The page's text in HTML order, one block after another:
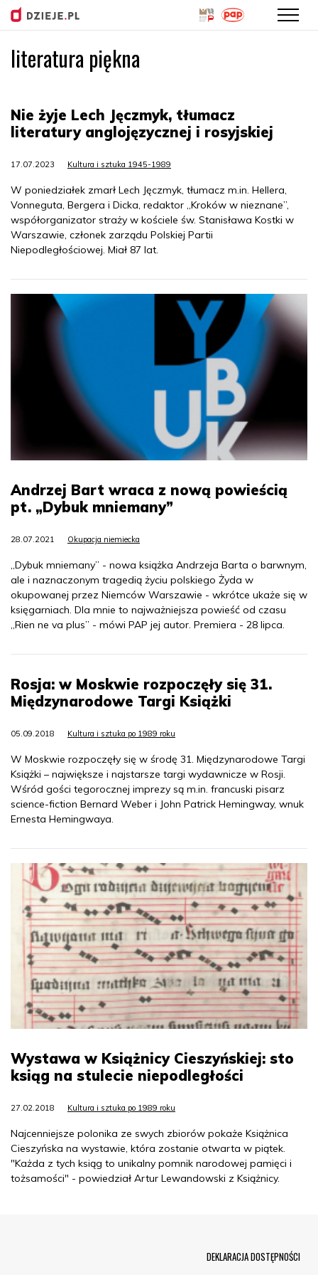
literatura piękna
Nie żyje Lech Jęczmyk, tłumacz
literatury anglojęzycznej i rosyjskiej
17.07.2023 Kultura i sztuka 1945-1989
W poniedziałek zmarł Lech Jęczmyk, tłumacz m.in. Hellera,
Vonneguta, Bergera i Dicka, redaktor „Kroków w nieznane”,
współorganizator straży w kościele św. Stanisława Kostki w
Warszawie, członek zarządu Polskiej Partii
Niepodległościowej. Miał 87 lat.
Andrzej Bart wraca z nową powieścią
pt. „Dybuk mniemany”
28.07.2021 Okupacja niemiecka
„Dybuk mniemany” - nowa książka Andrzeja Barta o barwnym,
ale i naznaczonym tragedią życiu polskiego Żyda w
okupowanej przez Niemców Warszawie - wkrótce ukaże się w
księgarniach. Dla mnie to najważniejsza powieść od czasu
„Rien ne va plus” - mówi PAP jej autor. Premiera - 28 lipca.
Rosja: w Moskwie rozpoczęły się 31.
Międzynarodowe Targi Książki
05.09.2018 Kultura i sztuka po 1989 roku
W Moskwie rozpoczęły się w środę 31. Międzynarodowe Targi
Książki – największe i najstarsze targi wydawnicze w Rosji.
Wśród gości tegorocznej imprezy są m.in. francuski pisarz
science-fiction Bernard Weber i John Patrick Hemingway, wnuk
Ernesta Hemingwaya.
Wystawa w Książnicy Cieszyńskiej: sto
ksiąg na stulecie niepodległości
27.02.2018 Kultura i sztuka po 1989 roku
Najcenniejsze polonika ze swych zbiorów pokaże Książnica
Cieszyńska na wystawie, która zostanie otwarta w piątek.
"Każda z tych ksiąg to unikalny pomnik narodowej pamięci i
tożsamości" - powiedział Artur Lewandowski z Książnicy.
DEKLARACJA DOSTĘPNOŚCI